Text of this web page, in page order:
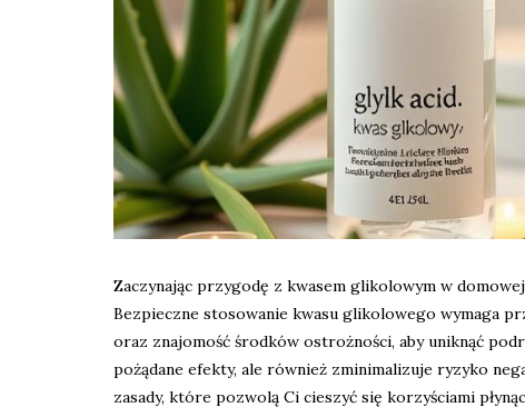
Zaczynając przygodę z kwasem glikolowym w
Bezpieczne stosowanie kwasu glikolowego wymaga
oraz znajomość środków ostrożności, aby uniknąć
pożądane efekty, ale również zminimalizuje ryzyko
zasady, które pozwolą Ci cieszyć się korzyściami